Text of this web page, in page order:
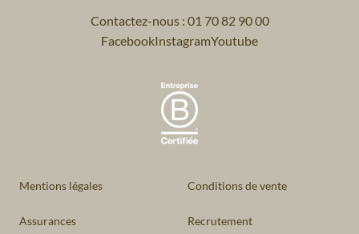
Contactez-nous : 01 70 82 90 00
FacebookInstagramYoutube
Mentions légales Conditions de vente
Assurances Recrutement